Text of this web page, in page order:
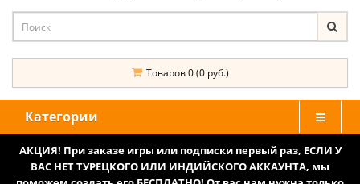
Товаров 0 (0 руб.)
Категории
АКЦИЯ! При заказе игры или подписки первый раз, ЕСЛИ У
ВАС НЕТ ТУРЕЦКОГО ИЛИ ИНДИЙСКОГО АККАУНТА, мы